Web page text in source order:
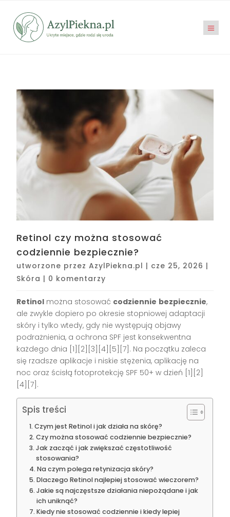
Retinol czy można stosować
codziennie bezpiecznie?
utworzone przezAzylPiekna.pl | cze 25, 2026 |
Skóra | 0 komentarzy
Retinol można stosować codziennie bezpiecznie,
ale zwykle dopiero po okresie stopniowej adaptacji
skóry i tylko wtedy, gdy nie występują objawy
podrażnienia, a ochrona SPF jest konsekwentna
każdego dnia [1][2][3][4][5][7]. Na początku zaleca
się rzadsze aplikacje i niskie stężenia, aplikację na
noc oraz ścisłą fotoprotekcję SPF 50+ w dzień [1][2]
[4][7].
Spis treści
Czym jest Retinol i jak działa na skórę?
Czy można stosować codziennie bezpiecznie?
Jak zacząć i jak zwiększać częstotliwość
stosowania?
Na czym polega retynizacja skóry?
Dlaczego Retinol najlepiej stosować wieczorem?
Jakie są najczęstsze działania niepożądane i jak
ich uniknąć?
Kiedy nie stosować codziennie i kiedy lepiej